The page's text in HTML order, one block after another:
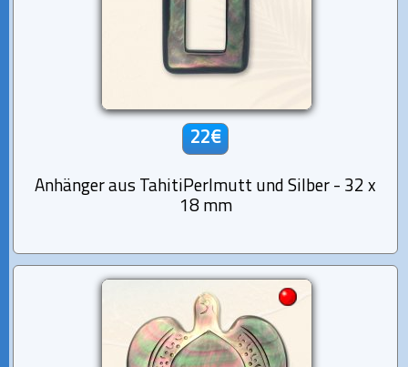
22€
Anhänger aus TahitiPerlmutt und Silber - 32 x
18 mm